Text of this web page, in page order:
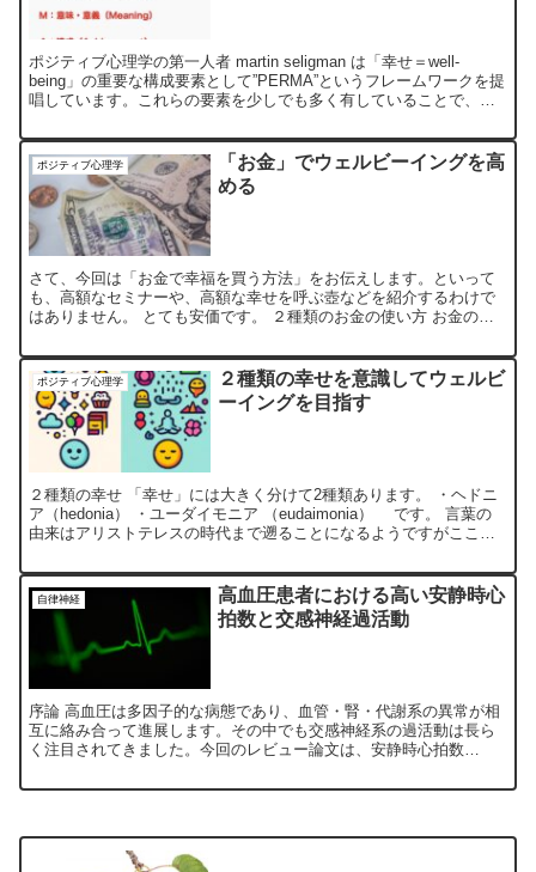
ポジティブ心理学の第一人者 martin seligman は「幸せ＝well-
being」の重要な構成要素として”PERMA”というフレームワークを提
唱しています。これらの要素を少しでも多く有していることで、人
ポジティブ心理学
「お金」でウェルビーイングを高
める
さて、今回は「お金で幸福を買う方法」をお伝えします。といって
も、高額なセミナーや、高額な幸せを呼ぶ壺などを紹介するわけで
はありません。 とても安価です。 ２種類のお金の使い方 お金の使
ポジティブ心理学
２種類の幸せを意識してウェルビ
ーイングを目指す
２種類の幸せ 「幸せ」には大きく分けて2種類あります。 ・ヘドニ
ア（hedonia） ・ユーダイモニア （eudaimonia） です。 言葉の
由来はアリストテレスの時代まで遡ることになるようですがここで
自律神経
高血圧患者における高い安静時心
拍数と交感神経過活動
序論 高血圧は多因子的な病態であり、血管・腎・代謝系の異常が相
互に絡み合って進展します。その中でも交感神経系の過活動は長ら
く注目されてきました。今回のレビュー論文は、安静時心拍数